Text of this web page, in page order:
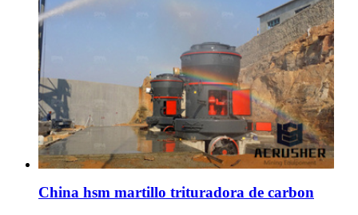
China hsm martillo trituradora de carbon